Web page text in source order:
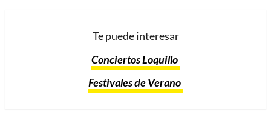
Te puede interesar
Conciertos Loquillo
Festivales de Verano